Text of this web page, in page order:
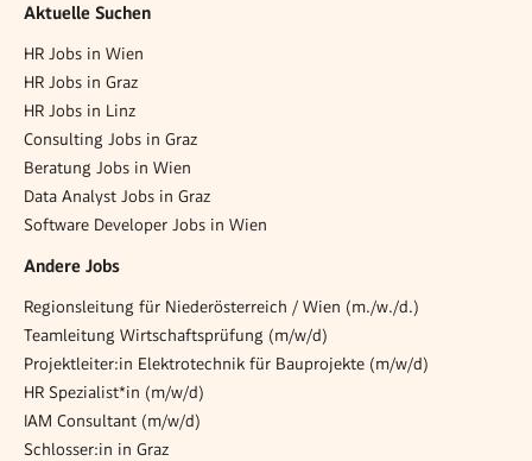
Aktuelle Suchen
HR Jobs in Wien
HR Jobs in Graz
HR Jobs in Linz
Consulting Jobs in Graz
Beratung Jobs in Wien
Data Analyst Jobs in Graz
Software Developer Jobs in Wien
Andere Jobs
Regionsleitung für Niederösterreich / Wien (m./w./d.)
Teamleitung Wirtschaftsprüfung (m/w/d)
Projektleiter:in Elektrotechnik für Bauprojekte (m/w/d)
HR Spezialist*in (m/w/d)
IAM Consultant (m/w/d)
Schlosser:in in Graz